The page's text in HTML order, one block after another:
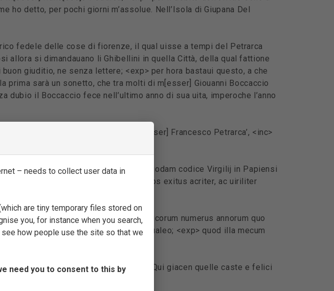
– needs to collect user data in
are tiny temporary files stored on
you, for instance when you search,
how people use the site so that we
need you to consent to this by
ho detto, per pochi giorni m’assolue. Nell’Isola di Giupana Del
fedele delle cose di fiorenze, il qual uisse a tempi del Petrarca
allora si dimandauano li Ghibellini in quella Città, della qual fattione
giuditio, ne senza lettere; <exp> per hora bastaui questo, a che
sarà un sonetto, che tra molti di m[esser] Giouanni Boccaccio
il Boccaccio fece nell’ultimo anno di sua uita, imperoche l’anno
Giouanni Boccaccio in morte di m[esser] Francesco Petrarca’, <inc>
propria francisci Petrarcae scripta in quodam codice Virgilij in Papiensi
carminibus; <exp> inexpectatos exitus acriter, ac uiriliter
diei’, passage 1: <inc> Si uero paucorum numerus annorum quo
piget, et penitet sed ultra non ualeo; <exp> quod illa mecum
Laura in Auignone d[e]l 1535’, <inc> Qui giacen quelle caste e felici